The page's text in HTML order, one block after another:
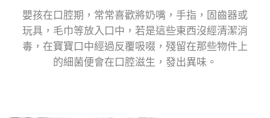
琺瑯質護理
牙刷挑選
自信笑容
重要時刻
企業社會責任
新冠肺炎
約會
生活習慣 美容 其他
嬰孩在口腔期，常常喜歡將奶嘴，手指，固齒器或
玩具，毛巾等放入口中，若是這些東西沒經清潔消
毒，在寶寶口中經過反覆吸啜，殘留在那些物件上
的細菌便會在口腔滋生，發出異味。